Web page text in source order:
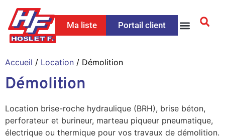
Ma liste Portail client
Accueil / Location / Démolition
Démolition
Location brise-roche hydraulique (BRH), brise béton,
perforateur et burineur, marteau piqueur pneumatique,
électrique ou thermique pour vos travaux de démolition.